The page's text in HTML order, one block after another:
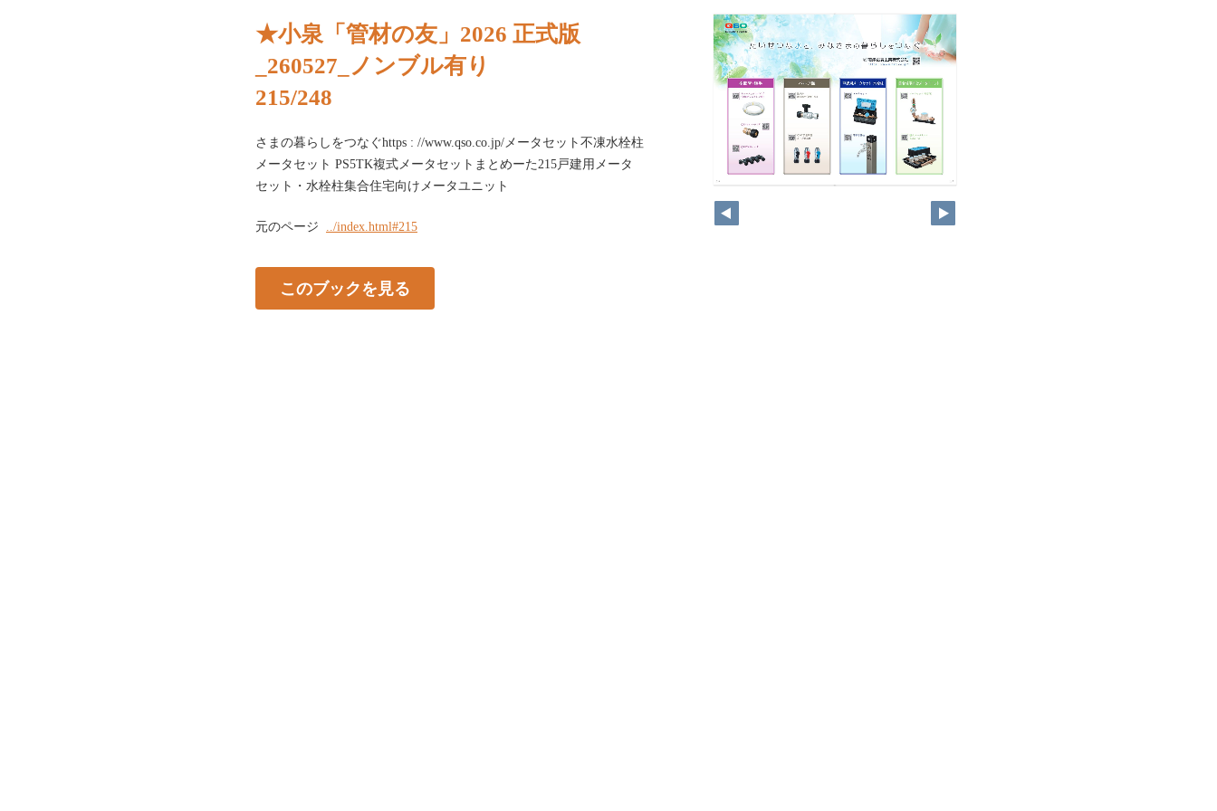
★小泉「管材の友」2026 正式版
_260527_ノンブル有り
215/248
さまの暮らしをつなぐhttps : //www.qso.co.jp/メータセット不凍水栓柱
メータセット PS5TK複式メータセットまとめーた215戸建用メータ
セット・水栓柱集合住宅向けメータユニット
元のページ ../index.html#215
このブックを見る